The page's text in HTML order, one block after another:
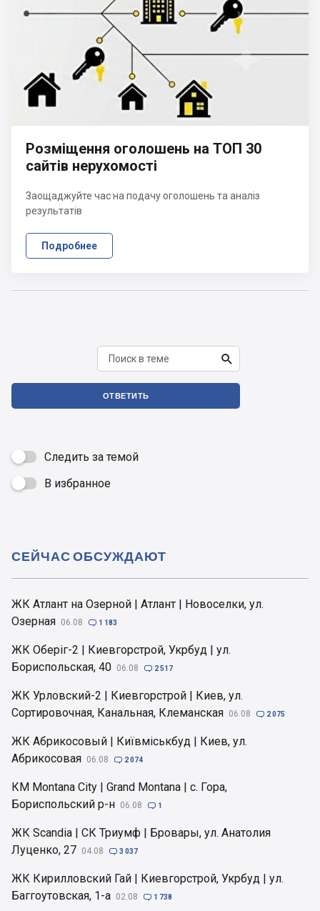
Розміщення оголошень на ТОП 30
сайтів нерухомості
Заощаджуйте час на подачу оголошень та аналіз
результатів
Подробнее

ОТВЕТИТЬ
Следить за темой
 В избранное
ЖК Атлант на Озерной | Атлант | Новоселки, ул.
Озерная 06.08  1 183
ЖК Оберіг-2 | Киевгорстрой, Укрбуд | ул.
Бориспольская, 40 06.08  2 517
ЖК Урловский-2 | Киевгорстрой | Киев, ул.
Сортировочная, Канальная, Клеманская 06.08  2 075
ЖК Абрикосовый | Київміськбуд | Киев, ул.
Абрикосовая 06.08  2 074
КМ Montana City | Grand Montana | с. Гора,
Бориспольский р-н 06.08  1
ЖК Scandia | СК Триумф | Бровары, ул. Анатолия
Луценко, 27 04.08  3 037
ЖК Кирилловский Гай | Киевгорстрой, Укрбуд | ул.
Баггоутовская, 1-а 02.08  1 738
СЕЙЧАС ОБСУЖДАЮТ